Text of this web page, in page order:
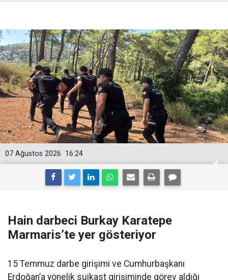
16:24
07 Ağustos 2026
Hain darbeci Burkay Karatepe
Marmaris’te yer gösteriyor
15 Temmuz darbe girişimi ve Cumhurbaşkanı
Erdoğan’a yönelik suikast girişiminde görev aldığı